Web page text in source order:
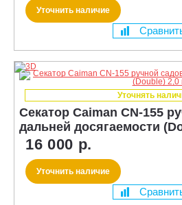
Уточнить наличие
Уточнять
Секатор Caiman CN-155
дальней досягаемости
16 000 р.
Уточнить наличие